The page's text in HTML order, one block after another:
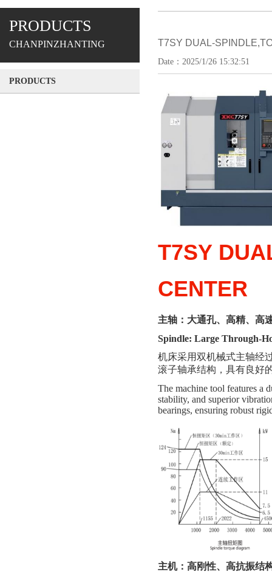
PRODUCTS
CHANPINZHANTING
PRODUCTS
T7SY DUAL-
Date：2025/1/26 15:32:51
T7SY
CENTER
主轴：大通孔、高精、高
Spindle: Large Through-
机床采用双机械式主轴经
滚子轴承结构，具有良好
The machine tool features a
stability, and superior
bearings, ensuring robust
主机：高刚性、高抗振结